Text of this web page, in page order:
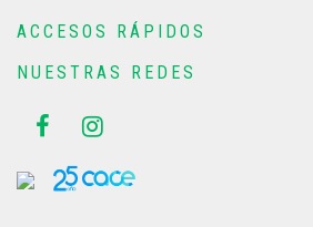
ACCESOS RÁPIDOS
NUESTRAS REDES